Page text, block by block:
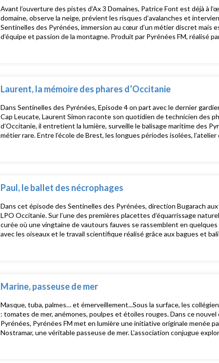
Avant l’ouverture des pistes d’Ax 3 Domaines, Patrice Font est déjà à
domaine, observe la neige, prévient les risques d’avalanches et
Sentinelles des Pyrénées, immersion au cœur d’un métier discret mais
d’équipe et passion de la montagne. Produit par Pyrénées FM, réalisé
Laurent, la mémoire des phares d’Occitanie
Dans Sentinelles des Pyrénées, Episode 4 on part avec le dernier
Cap Leucate, Laurent Simon raconte son quotidien de technicien des
d’Occitanie, il entretient la lumière, surveille le balisage maritime des
métier rare. Entre l’école de Brest, les longues périodes isolées,
Paul, le ballet des nécrophages
Dans cet épisode des Sentinelles des Pyrénées, direction Bugarach
LPO Occitanie. Sur l’une des premières placettes d’équarrissage
curée où une vingtaine de vautours fauves se rassemblent en
avec les oiseaux et le travail scientifique réalisé grâce aux bagues et
Marine, passeuse de mer
Masque, tuba, palmes… et émerveillement...Sous la surface, les
: tomates de mer, anémones, poulpes et étoiles rouges. Dans ce
Pyrénées, Pyrénées FM met en lumière une initiative originale menée
Nostramar, une véritable passeuse de mer. L’association conjugue